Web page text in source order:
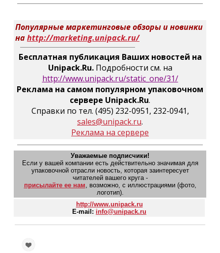
Популярные маркетинговые обзоры и новинки
наhttp://marketing.unipack.ru/
Бесплатная публикация Ваших новостей на
Unipack.Ru. Подробности см. на
http://www.unipack.ru/static_one/31/
Реклама на самом популярном упаковочном
сервере Unipack.Ru.
Справки по тел. (495) 232-0951, 232-0941,
sales@unipack.ru.
Реклама на сервере
Уважаемые подписчики!
Если у вашей компании есть действительно значимая для
упаковочной отрасли новость, которая заинтересует
читателей вашего круга -
присылайте ее нам, возможно, с иллюстрациями (фото,
логотип).
http://www.unipack.ru
E-mail: info@unipack.ru